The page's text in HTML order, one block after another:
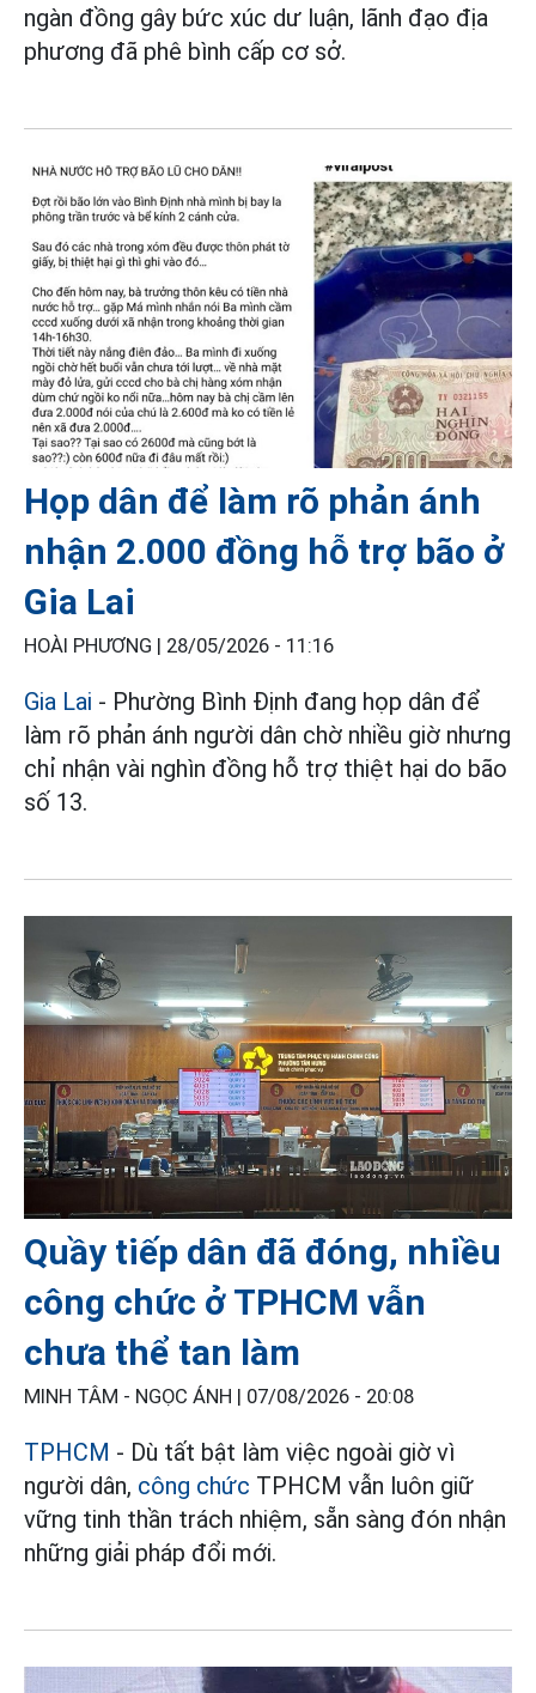
ngàn đồng gây bức xúc dư luận, lãnh đạo địa
phương đã phê bình cấp cơ sở.
Họp dân để làm rõ phản ánh
nhận 2.000 đồng hỗ trợ bão ở
Gia Lai
HOÀI PHƯƠNG | 28/05/2026 - 11:16
Gia Lai - Phường Bình Định đang họp dân để
làm rõ phản ánh người dân chờ nhiều giờ nhưng
chỉ nhận vài nghìn đồng hỗ trợ thiệt hại do bão
số 13.
Quầy tiếp dân đã đóng, nhiều
công chức ở TPHCM vẫn
chưa thể tan làm
MINH TÂM - NGỌC ÁNH | 07/08/2026 - 20:08
TPHCM - Dù tất bật làm việc ngoài giờ vì
người dân, công chức TPHCM vẫn luôn giữ
vững tinh thần trách nhiệm, sẵn sàng đón nhận
những giải pháp đổi mới.